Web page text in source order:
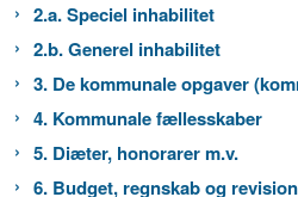
2.a. Speciel inhabilitet
2.b. Generel inhabilitet
3. De kommunale opgaver
4. Kommunale fællesskaber
5. Diæter, honorarer m.v.
6. Budget, regnskab og revision